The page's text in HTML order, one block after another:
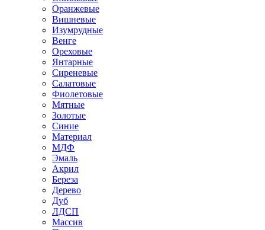
Оранжевые
Вишневые
Изумрудные
Венге
Ореховые
Янтарные
Сиреневые
Салатовые
Фиолетовые
Мятные
Золотые
Синие
Материал
МДФ
Эмаль
Акрил
Береза
Дерево
Дуб
ЛДСП
Массив